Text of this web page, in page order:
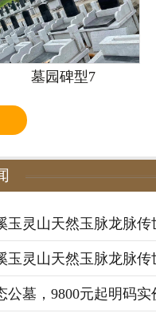
墓园碑型7
玉灵山天然玉脉龙脉传
玉灵山天然玉脉龙脉传
墓，9800元起明码